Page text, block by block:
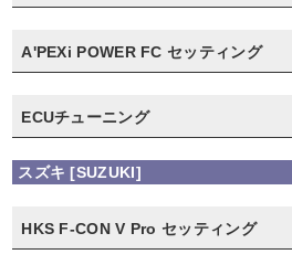
A'PEXi POWER FC セッティング
ECUチューニング
スズキ [SUZUKI]
HKS F-CON V Pro セッティング